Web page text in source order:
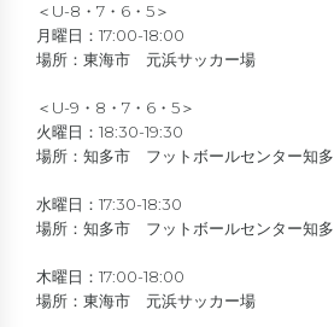
＜U-8・7・6・5＞
月曜日：17:00-18:00
場所：東海市 元浜サッカー場
＜U-9・8・7・6・5＞
火曜日：18:30-19:30
場所：知多市 フットボールセンター知多
水曜日：17:30-18:30
場所：知多市 フットボールセンター知多
木曜日：17:00-18:00
場所：東海市 元浜サッカー場